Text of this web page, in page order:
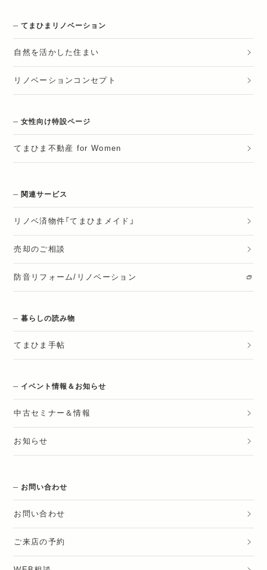
てまひまリノベーション
自然を活かした住まい
リノベーションコンセプト
女性向け特設ページ
てまひま不動産 for Women
関連サービス
リノベ済物件「てまひまメイド」
売却のご相談
防音リフォーム/リノベーション
暮らしの読み物
てまひま手帖
イベント情報＆お知らせ
中古セミナー＆情報
お知らせ
お問い合わせ
お問い合わせ
ご来店の予約